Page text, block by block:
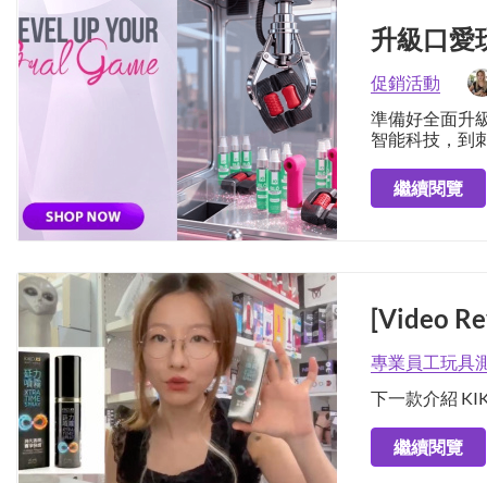
升級口愛
促銷活動
準備好全面升
智能科技，到
繼續閱覽
[Video
專業員工玩具
下一款介紹
繼續閱覽